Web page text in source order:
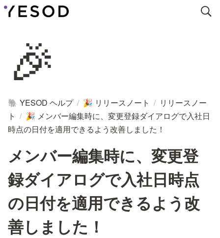
🎉
🐘 YESOD ヘルプ / 🎉 リリースノート / リリースノー
ト / 🎉 メンバー編集時に、変更登録ダイアログで入社日
時点の日付を適用できるよう改善しました！
メンバー編集時に、変更登
録ダイアログで入社日時点
の日付を適用できるよう改
善しました！